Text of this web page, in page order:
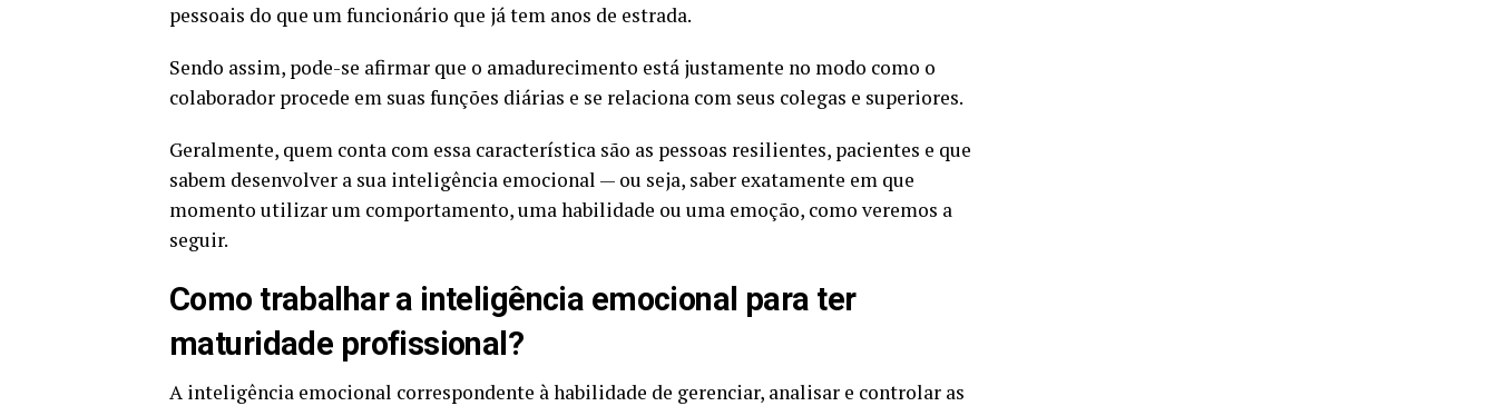
pessoais do que um funcionário que já tem anos de estrada.
Sendo assim, pode-se afirmar que o amadurecimento está justamente no modo como o
colaborador procede em suas funções diárias e se relaciona com seus colegas e superiores.
Geralmente, quem conta com essa característica são as pessoas resilientes, pacientes e que
sabem desenvolver a sua inteligência emocional — ou seja, saber exatamente em que
momento utilizar um comportamento, uma habilidade ou uma emoção, como veremos a
seguir.
Como trabalhar a inteligência emocional para ter
maturidade profissional?
A inteligência emocional correspondente à habilidade de gerenciar, analisar e controlar as